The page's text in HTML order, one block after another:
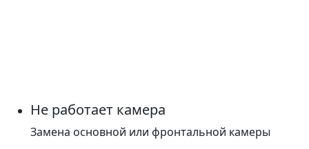
Не работает камера
Замена основной или фронтальной камеры